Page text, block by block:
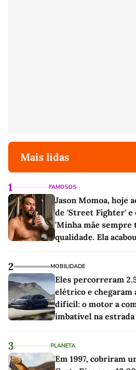
Mais lidas
1 FAMOSOS
Jason Momoa, hoje
de 'Street Fighter' e
'Minha mãe sempre
qualidade. Ela
2 MOBILIDADE
Eles percorreram
elétrico e chegaram
difícil: o motor a
imbatível na estrada
3 PLANETA
Em 1997, cobriram